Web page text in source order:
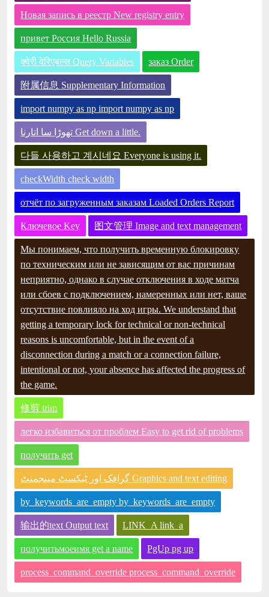
Новая запись в реестр New registry entry
привет Россия Hello Russia
क्वेरी वेरिएबल्स Query Variables заказ Order
附属信息 Supplementary Information
import numpy as np import numpy as np
تھوڑا سا اتارنا Get down a little.
다들 사용하고 계시네요 Everyone is using it.
checkWidth check width
отчёт по загруженным заказам Loaded Orders Report
Ключевое Key 图文管理 Image and text management
Мы понимаем, что получить временную блокировку
по техническим или не зависящим от вас причинам
неприятно, однако в случае отключения в ходе матча
или сбоев с подключением, намеренных или нет, ваше
отсутствие повлияло на ход игры. We understand that
getting a temporary lock for technical or non-technical
reasons is uncomfortable, but in the event of a
disconnection during a match or a connection failure,
intentional or not, your absence has affected the progress of
the game.
修剪 trim
легко избавиться от проблем Easy to get rid of problems
получить get
گرافک اور ٹیکسٹ مینجمنٹ Graphics and text editing
by_keywords_are_empty by_keywords_are_empty
输出的text Output text LINK_A link_a
получитьмоеимя get a name PgUp pg up
process_command_override process_command_override